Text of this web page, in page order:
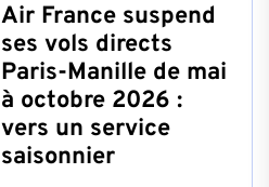
Air France suspend
ses vols directs
Paris-Manille de mai
à octobre 2026 :
vers un service
saisonnier